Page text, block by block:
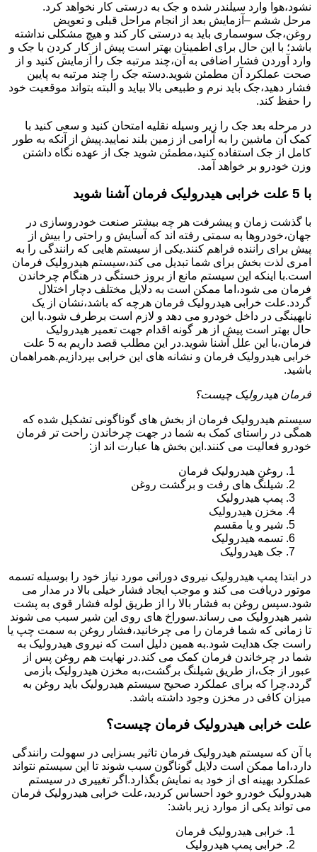
نشود،هوا وارد سیلندر شده و جک به درستی کار نخواهد کرد.
مرحل ششم –آزمایش بعد از انجام مراحل قبلی و تعویض
روغن،جک سوسماری باید به درستی کار کند و هیچ مشکلی نداشته
باشد؛ با این حال برای اطمینان بهتر است پیش از کار کردن با جک و
وارد آوردن فشار اضافی به آن،چند مرتبه جک را آزمایش کنید و از
صحت عملکرد آن مطمئن شوید.دسته جک را چند مرتبه به پایین
فشار دهید،جک باید نرم و طبیعی بالا بیاید و البته بتواند موقعیت خود
را حفظ کند.
در مرحله بعد جک را زیر وسیله نقلیه امتحان کنید و سعی کنید با
کمک آن ماشین را به آرامی از زمین بلند نمایید.پیش از آنکه به طور
کامل از جک استفاده کنید،مطمئن شوید جک از عهده نگاه داشتن
وزن خودرو بر خواهد آمد.
با 5 علت خرابی هیدرولیک فرمان آشنا شوید
با گذشت زمان و پیشرفت هر چه بیشتر صنعت خودروسازی در
جهان،خودروها به سمتی رفته اند که آسایش و راحتی را بیش از
پیش برای راننده فراهم کنند.یکی از سیستم هایی که رانندگی را به
امری لذت بخش برای شما تبدیل می کند،سیستم هیدرولیک فرمان
است.با اینکه این سیستم مانع از بروز خستگی در هنگام چرخاندن
فرمان می شود،اما ممکن است به دلایل مختلف دچار اختلال
گردد.علت خرابی هیدرولیک فرمان هرچه که باشد،نشان از یک
نابهینگی در داخل خودرو می دهد و لازم است برطرف شود.با این
حال بهتر است پیش از هر گونه اقدام جهت تعمیر هیدرولیک
فرمان،با این علل آشنا شوید.در این مطلب قصد داریم به 5 علت
خرابی هیدرولیک فرمان و نشانه های این خرابی بپردازیم.همراهمان
باشید.
فرمان هیدرولیک چیست؟
سیستم هیدرولیک فرمان از بخش های گوناگونی تشکیل شده که
همگی در راستای کمک به شما در جهت چرخاندن راحت تر فرمان
خودرو فعالیت می کنند.این بخش ها عبارت اند از:
روغن هیدرولیک فرمان
شیلنگ های رفت و برگشت روغن
پمپ هیدرولیک
مخزن هیدرولیک
شیر و یا مقسم
تسمه هیدرولیک
جک هیدرولیک
در ابتدا پمپ هیدرولیک نیروی دورانی مورد نیاز خود را بوسیله تسمه
موتور دریافت می کند و موجب ایجاد فشار خیلی بالا در مدار می
شود.سپس روغن به فشار بالا را از طریق لوله فشار قوی به پشت
شیر هیدرولیک می رساند.سوراخ های روی این شیر سبب می شوند
تا زمانی که شما فرمان را می چرخانید،فشار روغن به سمت چپ یا
راست جک هدایت شود.به همین دلیل است که نیروی هیدرولیک به
شما در چرخاندن فرمان کمک می کند.در نهایت هم روغن پس از
عبور از جک،از طریق شیلنگ برگشت،به مخزن هیدرولیک بازمی
گردد.چرا که برای عملکرد صحیح سیستم هیدرولیک باید روغن به
میزان کافی در مخزن وجود داشته باشد.
علت خرابی هیدرولیک فرمان چیست؟
با آن که سیستم هیدرولیک فرمان تاثیر بسزایی در سهولت رانندگی
دارد،اما ممکن است دلایل گوناگون سبب شوند تا این سیستم نتواند
عملکرد بهینه ای از خود به نمایش بگذارد.اگر تغییری در سیستم
هیدرولیک خودرو خود احساس کردید،علت خرابی هیدرولیک فرمان
می تواند یکی از موارد زیر باشد:
خرابی هیدرولیک فرمان
خرابی پمپ هیدرولیک